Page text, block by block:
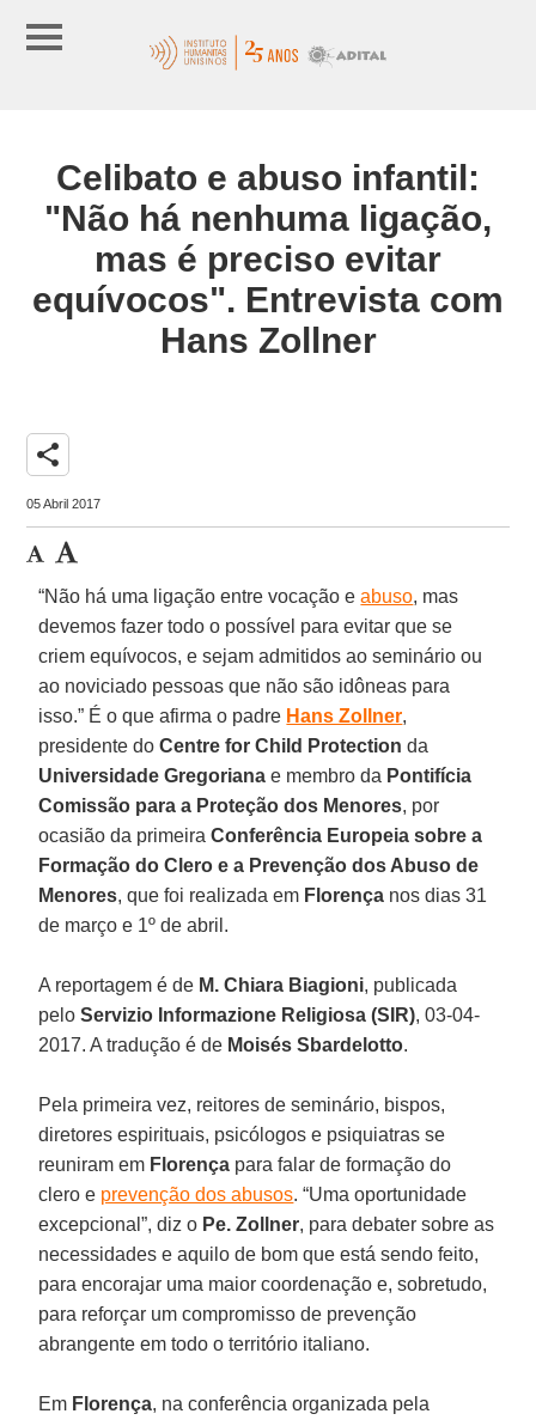
Celibato e abuso infantil:
"Não há nenhuma ligação,
mas é preciso evitar
equívocos". Entrevista com
Hans Zollner
share
05 Abril 2017
“Não há uma ligação entre vocação eabuso, mas
devemos fazer todo o possível para evitar que se
criem equívocos, e sejam admitidos ao seminário ou
ao noviciado pessoas que não são idôneas para
isso.” É o que afirma o padre Hans Zollner,
presidente doCentre for Child Protection da
Universidade Gregoriana e membro da Pontifícia
Comissão para a Proteção dos Menores, por
ocasião da primeiraConferência Europeia sobre a
Formação do Clero e a Prevenção dos Abuso de
Menores, que foi realizada em Florença nos dias 31
de março e 1º de abril.
A reportagem é de M. Chiara Biagioni, publicada
peloServizio Informazione Religiosa (SIR), 03-04-
2017. A tradução é de Moisés Sbardelotto.
Pela primeira vez, reitores de seminário, bispos,
diretores espirituais, psicólogos e psiquiatras se
reuniram em Florença para falar de formação do
clero e prevenção dos abusos. “Uma oportunidade
excepcional”, diz o Pe. Zollner, para debater sobre as
necessidades e aquilo de bom que está sendo feito,
para encorajar uma maior coordenação e, sobretudo,
para reforçar um compromisso de prevenção
abrangente em todo o território italiano.
Em Florença, na conferência organizada pela